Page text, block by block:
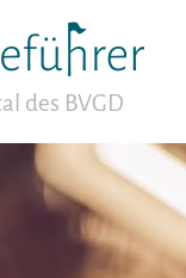
des BVGD